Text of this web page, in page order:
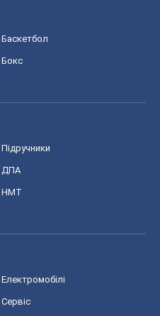
Баскетбол
Бокс
Підручники
ДПА
НМТ
Електромобілі
Сервіс